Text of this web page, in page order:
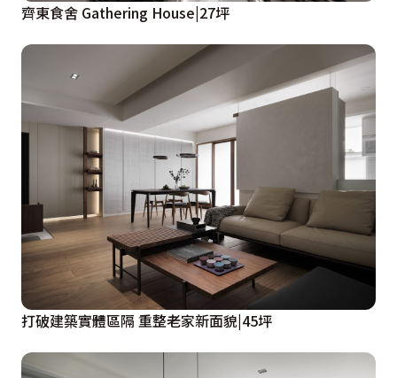
齊東食舍 Gathering House|27坪
打破建築實體區隔 重整老家新面貌|45坪